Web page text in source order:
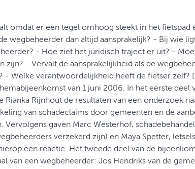
omdat er een tegel omhoog steekt in het fietspad
wegbeheerder dan altijd aansprakelijk? - Bij wie
- Hoe ziet het juridisch traject er uit? -
zijn? - Vervalt de aansprakelijkheid als de
- Welke verantwoordelijkheid heeft de fietser zelf?
van 1 juni 2006. In het eerste deel
Rianka Rijnhout de resultaten van een onderzoek
van schadeclaims door gemeenten en de
Vervolgens gaven Marc Westerhof,
verzekerd zijn) en Maya Spetter,
een reactie. Het tweede deel van de
van een wegbeheerder: Jos Hendriks van de